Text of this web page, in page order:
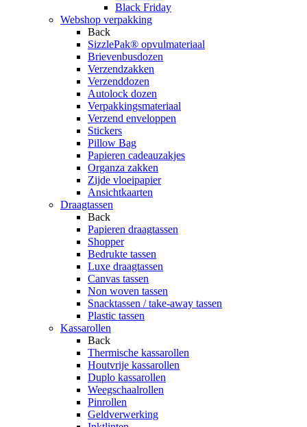
Black Friday
Webshop verpakking
Back
SizzlePak® opvulmateriaal
Brievenbusdozen
Verzendzakken
Verzenddozen
Autolock dozen
Verpakkingsmateriaal
Verzend enveloppen
Stickers
Pillow Bag
Papieren cadeauzakjes
Organza zakken
Zijde vloeipapier
Ansichtkaarten
Draagtassen
Back
Papieren draagtassen
Shopper
Bedrukte tassen
Luxe draagtassen
Canvas tassen
Non woven tassen
Snacktassen / take-away tassen
Plastic tassen
Kassarollen
Back
Thermische kassarollen
Houtvrije kassarollen
Duplo kassarollen
Weegschaalrollen
Pinrollen
Geldverwerking